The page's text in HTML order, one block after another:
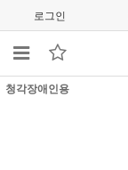
로그인
청각장애인용